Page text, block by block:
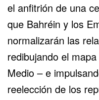
el anfitrión de una
que Bahréin y los
normalizarán las
redibujando el
Medio – e
reelección de los